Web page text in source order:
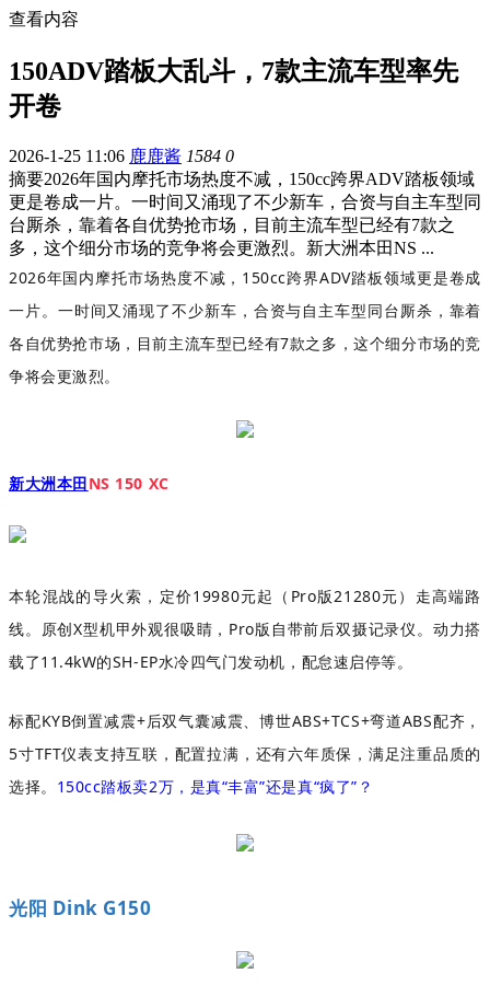
查看内容
150ADV踏板大乱斗，7款主流车型率先
开卷
2026-1-25 11:06 鹿鹿酱 1584 0
摘要2026年国内摩托市场热度不减，150cc跨界ADV踏板领域
更是卷成一片。一时间又涌现了不少新车，合资与自主车型同
台厮杀，靠着各自优势抢市场，目前主流车型已经有7款之
多，这个细分市场的竞争将会更激烈。新大洲本田NS ...
2026年国内摩托市场热度不减，150cc跨界ADV踏板领域更是卷成
一片。一时间又涌现了不少新车，合资与自主车型同台厮杀，靠着
各自优势抢市场，目前主流车型已经有7款之多，这个细分市场的竞
争将会更激烈。
新大洲本田NS 150 XC
本轮混战的导火索，定价19980元起（Pro版21280元）走高端路
线。原创X型机甲外观很吸睛，Pro版自带前后双摄记录仪。动力搭
载了11.4kW的SH-EP水冷四气门发动机，配怠速启停等。
标配KYB倒置减震+后双气囊减震、博世ABS+TCS+弯道ABS配齐，
5寸TFT仪表支持互联，配置拉满，还有六年质保，满足注重品质的
选择。 150cc踏板卖2万，是真“丰富”还是真“疯了”？
光阳 Dink G150